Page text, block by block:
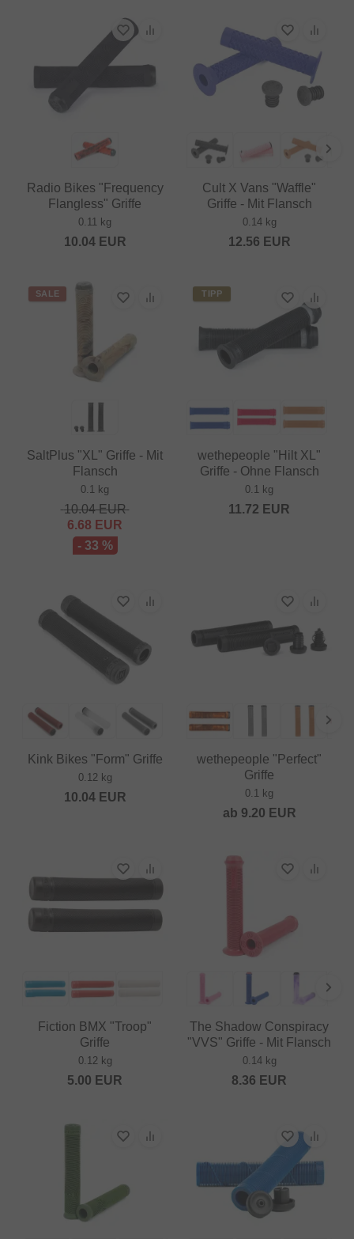
Radio Bikes "Frequency
Flangless" Griffe
0.11 kg
10.04EUR
Cult X Vans "Waffle"
Griffe - Mit Flansch
0.14 kg
12.56 EUR
SALE
SaltPlus "XL" Griffe - Mit
Flansch
0.1 kg
10.04EUR
6.68 EUR
- 33 %
TIPP
wethepeople "Hilt XL"
Griffe - Ohne Flansch
0.1 kg
11.72 EUR
Kink Bikes "Form" Griffe
0.12 kg
10.04EUR
wethepeople "Perfect"
Griffe
0.1 kg
ab 9.20 EUR
Fiction BMX "Troop"
Griffe
0.12 kg
5.00 EUR
The Shadow Conspiracy
"VVS" Griffe - Mit Flansch
0.14 kg
8.36 EUR